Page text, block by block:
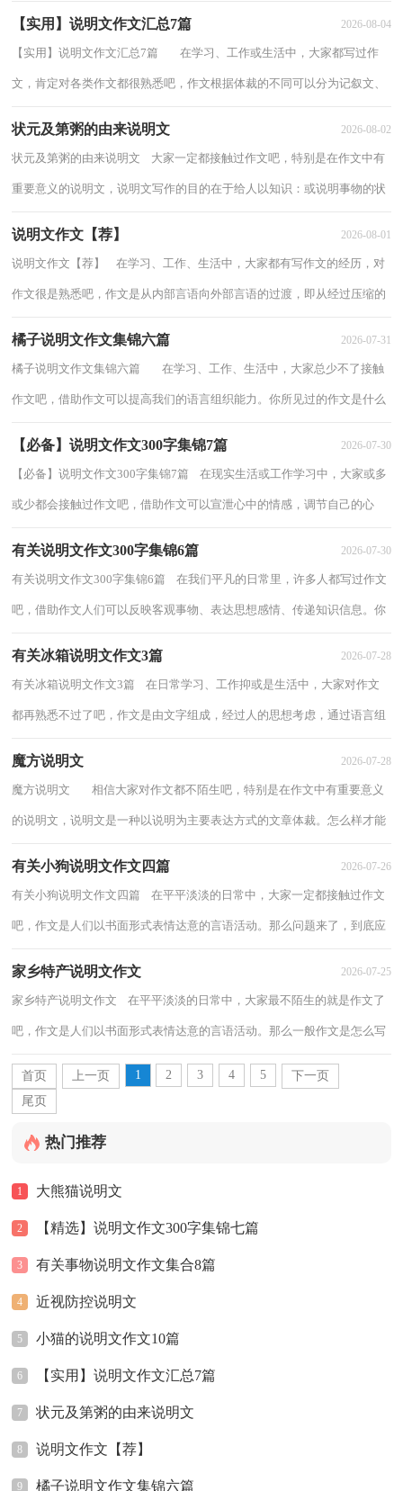
【实用】说明文作文汇总7篇 2026-08-04
【实用】说明文作文汇总7篇 在学习、工作或生活中，大家都写过作
文，肯定对各类作文都很熟悉吧，作文根据体裁的不同可以分为记叙文、
状元及第粥的由来说明文 2026-08-02
状元及第粥的由来说明文 大家一定都接触过作文吧，特别是在作文中有
重要意义的说明文，说明文写作的目的在于给人以知识：或说明事物的状
说明文作文【荐】 2026-08-01
说明文作文【荐】 在学习、工作、生活中，大家都有写作文的经历，对
作文很是熟悉吧，作文是从内部言语向外部言语的过渡，即从经过压缩的
橘子说明文作文集锦六篇 2026-07-31
橘子说明文作文集锦六篇 在学习、工作、生活中，大家总少不了接触
作文吧，借助作文可以提高我们的语言组织能力。你所见过的作文是什么
【必备】说明文作文300字集锦7篇 2026-07-30
【必备】说明文作文300字集锦7篇 在现实生活或工作学习中，大家或多
或少都会接触过作文吧，借助作文可以宣泄心中的情感，调节自己的心
有关说明文作文300字集锦6篇 2026-07-30
有关说明文作文300字集锦6篇 在我们平凡的日常里，许多人都写过作文
吧，借助作文人们可以反映客观事物、表达思想感情、传递知识信息。你
有关冰箱说明文作文3篇 2026-07-28
有关冰箱说明文作文3篇 在日常学习、工作抑或是生活中，大家对作文
都再熟悉不过了吧，作文是由文字组成，经过人的思想考虑，通过语言组
魔方说明文 2026-07-28
魔方说明文 相信大家对作文都不陌生吧，特别是在作文中有重要意义
的说明文，说明文是一种以说明为主要表达方式的文章体裁。怎么样才能
有关小狗说明文作文四篇 2026-07-26
有关小狗说明文作文四篇 在平平淡淡的日常中，大家一定都接触过作文
吧，作文是人们以书面形式表情达意的言语活动。那么问题来了，到底应
家乡特产说明文作文 2026-07-25
家乡特产说明文作文 在平平淡淡的日常中，大家最不陌生的就是作文了
吧，作文是人们以书面形式表情达意的言语活动。那么一般作文是怎么写
的呢？以下是小编整理的家乡特产说明文...
首页
上一页 1 2 3 4 5
下一页
尾页
热门推荐
1 大熊猫说明文
2 【精选】说明文作文300字集锦七篇
3 有关事物说明文作文集合8篇
4 近视防控说明文
5 小猫的说明文作文10篇
6 【实用】说明文作文汇总7篇
7 状元及第粥的由来说明文
8 说明文作文【荐】
9 橘子说明文作文集锦六篇